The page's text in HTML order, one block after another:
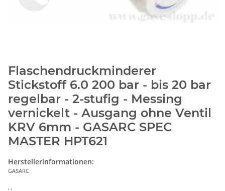
Flaschendruckminderer
Stickstoff 6.0 200 bar - bis 20 bar
regelbar - 2-stufig - Messing
vernickelt - Ausgang ohne Ventil
KRV 6mm - GASARC SPEC
MASTER HPT621
Herstellerinformationen:
GASARC